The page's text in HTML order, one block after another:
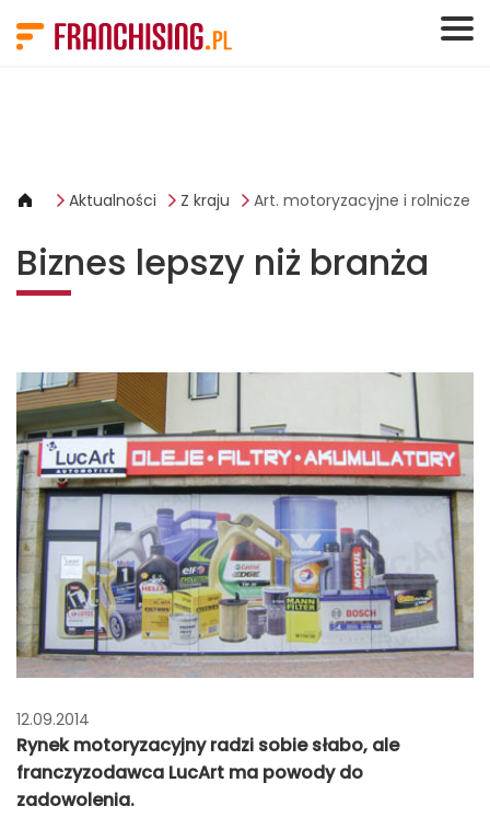
Aktualności Z kraju Art. motoryzacyjne i rolnicze
Biznes lepszy niż branża
12.09.2014
Rynek motoryzacyjny radzi sobie słabo, ale
franczyzodawca LucArt ma powody do
zadowolenia.